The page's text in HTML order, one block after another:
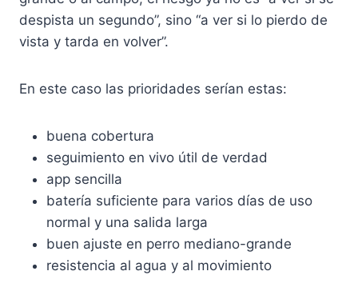
despista un segundo”, sino “a ver si lo pierdo de
vista y tarda en volver”.
En este caso las prioridades serían estas:
buena cobertura
seguimiento en vivo útil de verdad
app sencilla
batería suficiente para varios días de uso
normal y una salida larga
buen ajuste en perro mediano-grande
resistencia al agua y al movimiento